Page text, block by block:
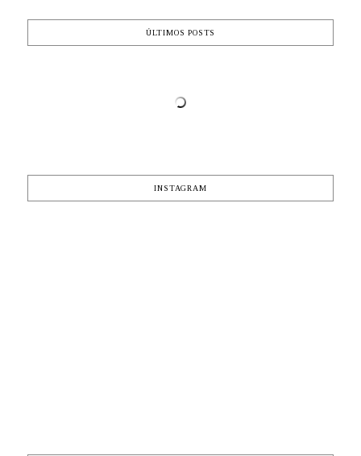
ÚLTIMOS POSTS
INSTAGRAM